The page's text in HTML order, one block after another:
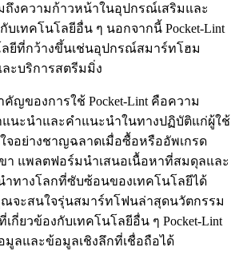
ถึงความก้าวหน้าในอุปกรณ์เสริมและ
เทคโนโลยีอื่น ๆ นอกจากนี้ Pocket-Lint
ยีที่กว้างขึ้นเช่นอุปกรณ์สมาร์ทโฮม
ะบริการสตรีมมิ่ง
ญของการใช้ Pocket-Lint คือความ
นะนำและคำแนะนำในทางปฏิบัติแก่ผู้ใช้
จอย่างชาญฉลาดเมื่อซื้อหรืออัพเกรด
า แพลตฟอร์มนำเสนอเนื้อหาที่สมดุลและ
ทางโลกที่ซับซ้อนของเทคโนโลยีได้
ณจะสนใจรุ่นสมาร์ทโฟนล่าสุดนวัตกรรม
กี่ยวข้องกับเทคโนโลยีอื่น ๆ Pocket-Lint
ลและข้อมูลเชิงลึกที่เชื่อถือได้